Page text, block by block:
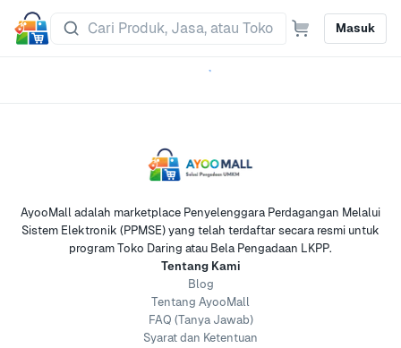
Masuk
AyooMall adalah marketplace Penyelenggara Perdagangan Melalui
Sistem Elektronik (PPMSE) yang telah terdaftar secara resmi untuk
program Toko Daring atau Bela Pengadaan LKPP.
Tentang Kami
Blog
Tentang AyooMall
FAQ (Tanya Jawab)
Syarat dan Ketentuan